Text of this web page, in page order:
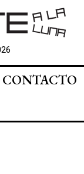
CONTACTO